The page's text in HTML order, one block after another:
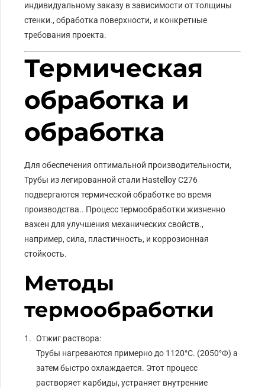
индивидуальному заказу в зависимости от толщины
стенки., обработка поверхности, и конкретные
требования проекта.
Термическая
обработка и
обработка
Для обеспечения оптимальной производительности,
Трубы из легированной стали Hastelloy C276
подвергаются термической обработке во время
производства.. Процесс термообработки жизненно
важен для улучшения механических свойств.,
например, сила, пластичность, и коррозионная
стойкость.
Методы
термообработки
Отжиг раствора:
Трубы нагреваются примерно до 1120°C. (2050°Ф) а
затем быстро охлаждается. Этот процесс
растворяет карбиды, устраняет внутренние